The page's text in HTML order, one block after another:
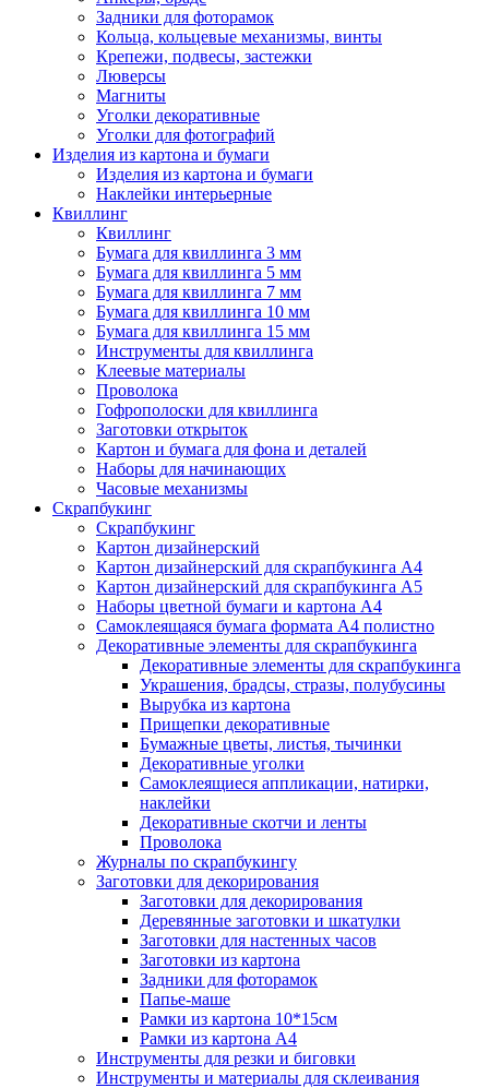
Задники для фоторамок
Кольца, кольцевые механизмы, винты
Крепежи, подвесы, застежки
Люверсы
Магниты
Уголки декоративные
Уголки для фотографий
Изделия из картона и бумаги
Изделия из картона и бумаги
Наклейки интерьерные
Квиллинг
Квиллинг
Бумага для квиллинга 3 мм
Бумага для квиллинга 5 мм
Бумага для квиллинга 7 мм
Бумага для квиллинга 10 мм
Бумага для квиллинга 15 мм
Инструменты для квиллинга
Клеевые материалы
Проволока
Гофрополоски для квиллинга
Заготовки открыток
Картон и бумага для фона и деталей
Наборы для начинающих
Часовые механизмы
Скрапбукинг
Скрапбукинг
Картон дизайнерский
Картон дизайнерский для скрапбукинга А4
Картон дизайнерский для скрапбукинга А5
Наборы цветной бумаги и картона А4
Самоклеящаяся бумага формата А4 полистно
Декоративные элементы для скрапбукинга
Декоративные элементы для скрапбукинга
Украшения, брадсы, стразы, полубусины
Вырубка из картона
Прищепки декоративные
Бумажные цветы, листья, тычинки
Декоративные уголки
Самоклеящиеся аппликации, натирки,
наклейки
Декоративные скотчи и ленты
Проволока
Журналы по скрапбукингу
Заготовки для декорирования
Заготовки для декорирования
Деревянные заготовки и шкатулки
Заготовки для настенных часов
Заготовки из картона
Задники для фоторамок
Папье-маше
Рамки из картона 10*15см
Рамки из картона А4
Инструменты для резки и биговки
Инструменты и материалы для склеивания